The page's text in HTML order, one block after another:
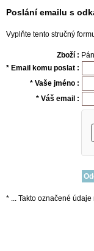
Poslání emailu s
Vyplňte tento stručný
Zboží :
* Email komu poslat :
* Vaše jméno :
* Váš email :
* ... Takto označené